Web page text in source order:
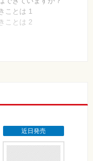
ことは 1
ことは 2
速する時代へ
スクフォース結成が
ストレスチェック
ティ強化の両立！
近日発売